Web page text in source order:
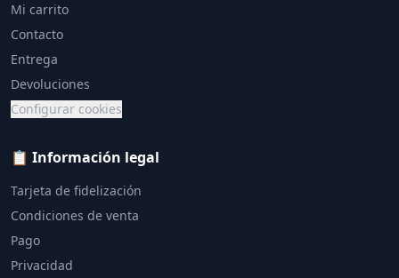
Mi carrito
Contacto
Entrega
Devoluciones
Configurar cookies
📋 Información legal
Tarjeta de fidelización
Condiciones de venta
Pago
Privacidad